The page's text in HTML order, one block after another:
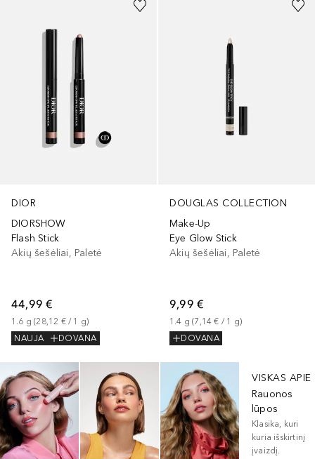
DIOR
DIORSHOW
Flash Stick
Akių šešėliai, Paletė
44,99 €
1.6 g (28,12 € / 1 g)
NAUJA
DOVANA
DOUGLAS COLLECTION
Make-Up
Eye Glow Stick
Akių šešėliai, Paletė
9,99 €
1.4 g (7,14 € / 1 g)
DOVANA
Praleisti slankiklį
VISKAS APIE
Rauonos
lūpos
Klasika, kuri
kuria išskirtinį
įvaizdį.